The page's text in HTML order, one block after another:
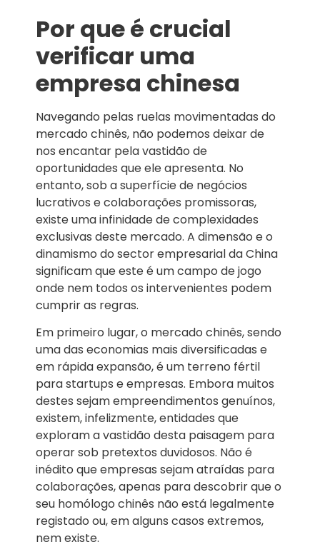
Por que é crucial
verificar uma
empresa chinesa
Navegando pelas ruelas movimentadas do
mercado chinês, não podemos deixar de
nos encantar pela vastidão de
oportunidades que ele apresenta. No
entanto, sob a superfície de negócios
lucrativos e colaborações promissoras,
existe uma infinidade de complexidades
exclusivas deste mercado. A dimensão e o
dinamismo do sector empresarial da China
significam que este é um campo de jogo
onde nem todos os intervenientes podem
cumprir as regras.
Em primeiro lugar, o mercado chinês, sendo
uma das economias mais diversificadas e
em rápida expansão, é um terreno fértil
para startups e empresas. Embora muitos
destes sejam empreendimentos genuínos,
existem, infelizmente, entidades que
exploram a vastidão desta paisagem para
operar sob pretextos duvidosos. Não é
inédito que empresas sejam atraídas para
colaborações, apenas para descobrir que o
seu homólogo chinês não está legalmente
registado ou, em alguns casos extremos,
nem existe.